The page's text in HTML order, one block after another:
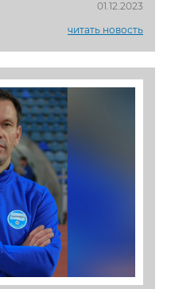
01.12.2023
читать новость